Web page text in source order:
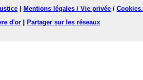
Mentions légales / Vie privée / Cookies.
d'or Partager sur les réseaux